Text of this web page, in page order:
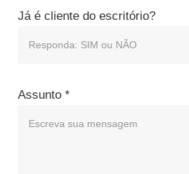
Já é cliente do escritório?
Assunto *